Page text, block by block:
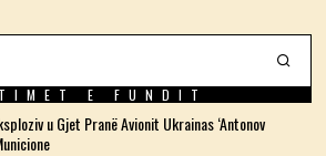
E FUNDIT
u Gjet Pranë Avionit Ukrainas ‘Antonov